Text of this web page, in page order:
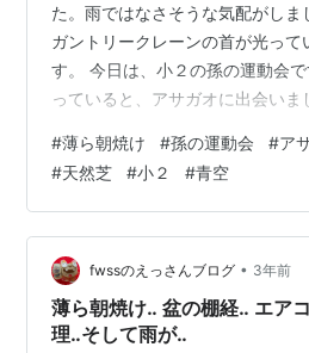
た。雨ではなさそうな気配がしま
ガントリークレーンの首が光って
す。 今日は、小２の孫の運動会
っていると、アサガオに出会いま
天然芝が、青空に映えて見えます
して娘ダンの両親が、既に陣取っ
種目を見て、暫くすると校庭の
けて行きました。 もう暑くてダ
クテクと歩いて帰りました。でも
#薄ら朝焼け #孫の運動会 #ア
#天然芝 #小２ #青空
fwssのえっさんブログ • 3年前
薄ら朝焼け‥ 盆の棚経‥ エア
理‥そして雨が‥